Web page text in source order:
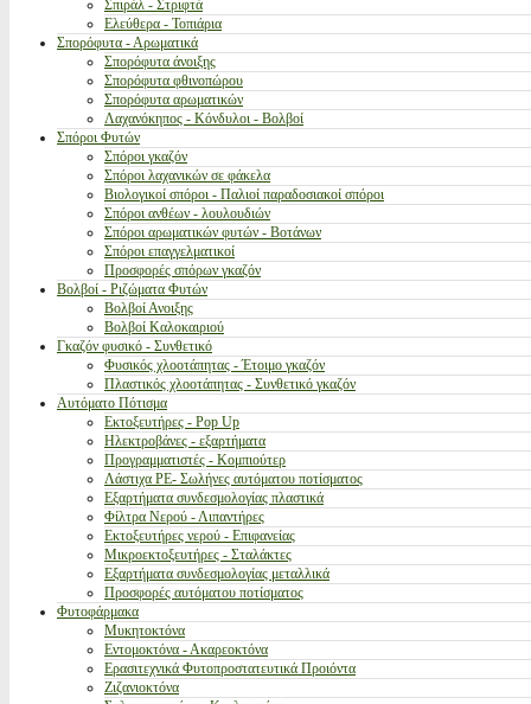
Σπιράλ - Στριφτά
Ελεύθερα - Τοπιάρια
Σπορόφυτα - Αρωματικά
Σπορόφυτα άνοιξης
Σπορόφυτα φθινοπώρου
Σπορόφυτα αρωματικών
Λαχανόκηπος - Κόνδυλοι - Βολβοί
Σπόροι Φυτών
Σπόροι γκαζόν
Σπόροι λαχανικών σε φάκελα
Βιολογικοί σπόροι - Παλιοί παραδοσιακοί σπόροι
Σπόροι ανθέων - λουλουδιών
Σπόροι αρωματικών φυτών - Βοτάνων
Σπόροι επαγγελματικοί
Προσφορές σπόρων γκαζόν
Βολβοί - Ριζώματα Φυτών
Βολβοί Ανοιξης
Βολβοί Καλοκαιριού
Γκαζόν φυσικό - Συνθετικό
Φυσικός χλοοτάπητας - Έτοιμο γκαζόν
Πλαστικός χλοοτάπητας - Συνθετικό γκαζόν
Αυτόματο Πότισμα
Εκτοξευτήρες - Pop Up
Ηλεκτροβάνες - εξαρτήματα
Προγραμματιστές - Κομπιούτερ
Λάστιχα PE- Σωλήνες αυτόματου ποτίσματος
Εξαρτήματα συνδεσμολογίας πλαστικά
Φίλτρα Νερού - Λιπαντήρες
Εκτοξευτήρες νερού - Επιφανείας
Μικροεκτοξευτήρες - Σταλάκτες
Εξαρτήματα συνδεσμολογίας μεταλλικά
Προσφορές αυτόματου ποτίσματος
Φυτοφάρμακα
Μυκητοκτόνα
Εντομοκτόνα - Ακαρεοκτόνα
Ερασιτεχνικά Φυτοπροστατευτικά Προιόντα
Ζιζανιοκτόνα